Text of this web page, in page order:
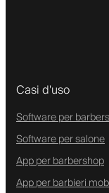
Casi d'uso
Software per
Software per salone
App per barbershop
App per barbieri